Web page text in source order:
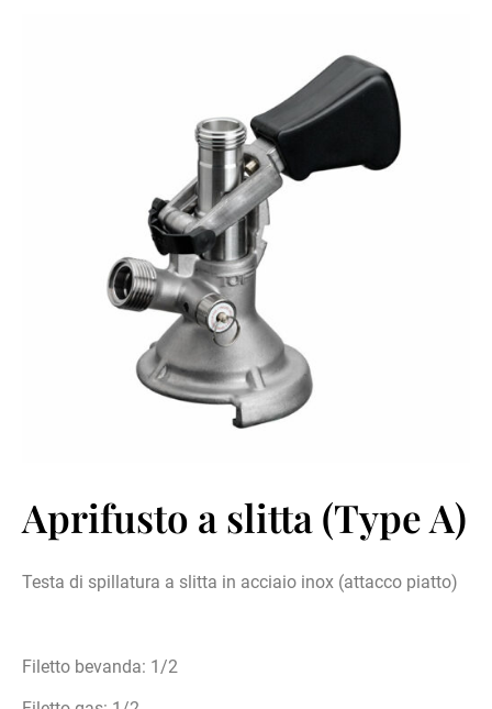
Aprifusto a slitta (Type A)
Testa di spillatura a slitta in acciaio inox (attacco piatto)
Filetto bevanda: 1/2